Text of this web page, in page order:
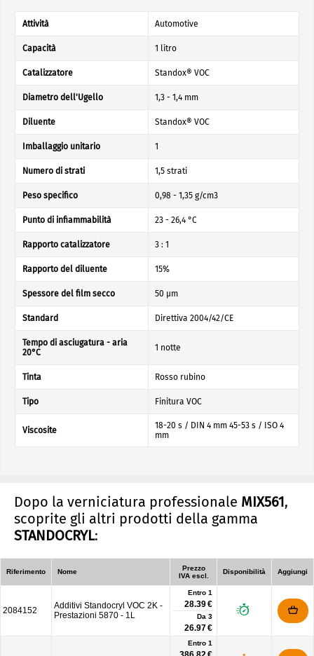
Attività Automotive
Capacità 1 litro
Catalizzatore Standox® VOC
Diametro dell'Ugello 1,3 - 1,4 mm
Diluente Standox® VOC
Imballaggio unitario 1
Numero di strati 1,5 strati
Peso specifico 0,98 - 1,35 g/cm3
Punto di infiammabilità 23 - 26,4 °C
Rapporto catalizzatore 3 : 1
Rapporto del diluente 15%
Spessore del film secco 50 µm
Standard Direttiva 2004/42/CE
Tempo di asciugatura - aria
20°C
1 notte
Tinta Rosso rubino
Tipo Finitura VOC
Viscosite
18-20 s / DIN 4 mm 45-53 s / ISO 4
mm
Dopo la verniciatura professionale MIX561,
scoprite gli altri prodotti della gamma
STANDOCRYL:
Riferimento Nome
Prezzo
IVA escl.
Disponibilità Aggiungi
2084152
Additivi Standocryl VOC 2K -
Prestazioni 5870 - 1L
Entro 1
28.39 €
Da 3
26.97 €
Entro 1